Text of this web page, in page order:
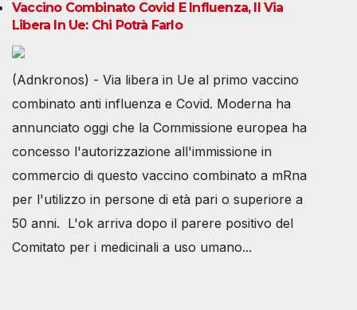
Vaccino Combinato Covid E Influenza, Il Via
Libera In Ue: Chi Potrà Farlo
(Adnkronos) - Via libera in Ue al primo vaccino
combinato anti influenza e Covid. Moderna ha
annunciato oggi che la Commissione europea ha
concesso l'autorizzazione all'immissione in
commercio di questo vaccino combinato a mRna
per l'utilizzo in persone di età pari o superiore a
50 anni. L'ok arriva dopo il parere positivo del
Comitato per i medicinali a uso umano...